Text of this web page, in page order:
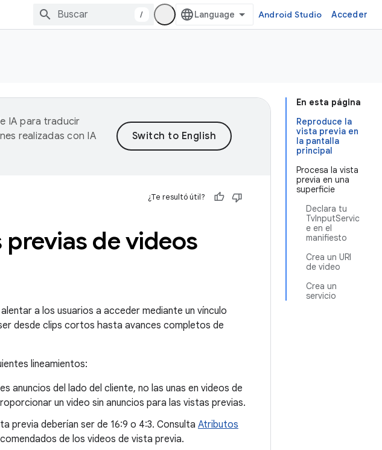
/ Android Studio Acceder
En esta página
Reproduce la
vista previa en
la pantalla
principal
Procesa la vista
previa en una
superficie
Declara tu
TvInputServic
e en el
manifiesto
Crea un URI
de video
Crea un
servicio
IA para traducir
realizadas con IA
¿Te resultó útil?
de videos
a los usuarios a acceder mediante un vínculo
desde clips cortos hasta avances completos de
lineamientos:
anuncios del lado del cliente, no las unas en videos de
un video sin anuncios para las vistas previas.
previa deberían ser de 16:9 o 4:3. Consulta Atributos
de los videos de vista previa.